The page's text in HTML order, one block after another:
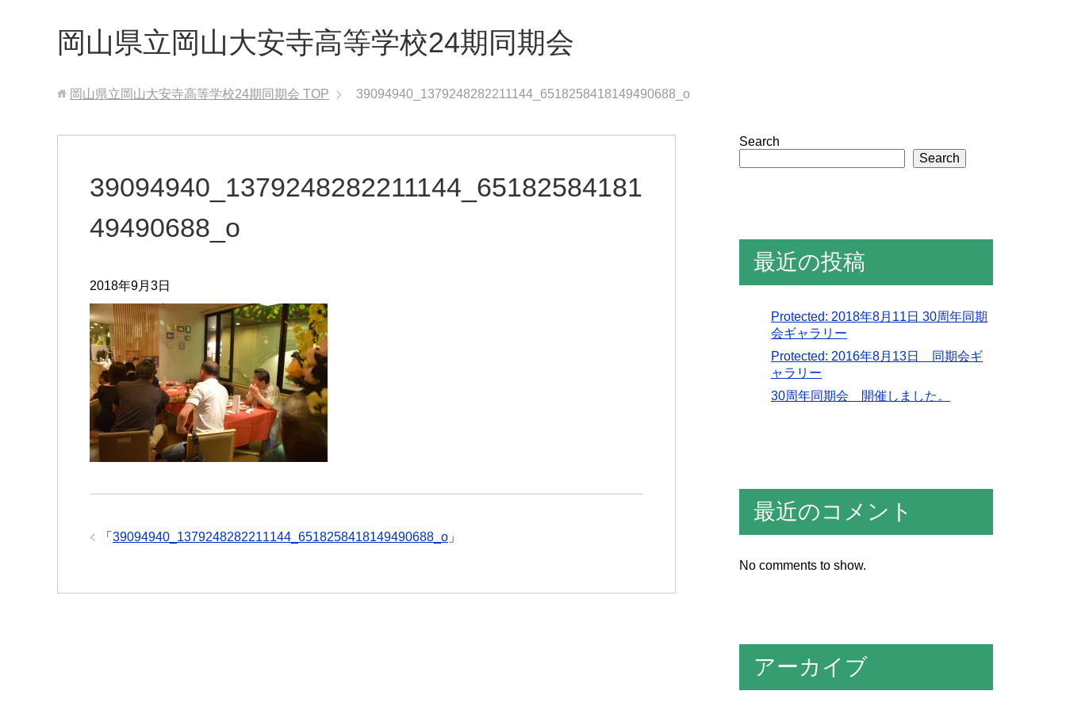
岡山県立岡山大安寺高等学校24期同期会
岡山県立岡山大安寺高等学校24期同期会 TOP 39094940_1379248282211144_6518258418149490688_o
39094940_1379248282211144_65182584181
49490688_o
2018年9月3日
「 39094940_1379248282211144_6518258418149490688_o 」
Search
Search
最近の投稿
Protected: 2018年8月11日 30周年同期
会ギャラリー
Protected: 2016年8月13日 同期会ギ
ャラリー
30周年同期会 開催しました。
最近のコメント
No comments to show.
アーカイブ